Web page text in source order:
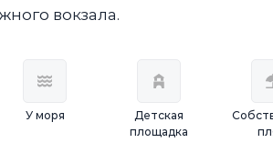
вокзала.
У моря
Детская
площадка